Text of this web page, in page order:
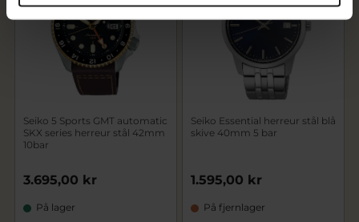
Seiko 5 Sports GMT automatic
SKX series herreur stål 42mm
10bar
3.695,00 kr
På lager
Seiko Essential herreur stål blå
skive 40mm 5 bar
1.595,00 kr
På fjernlager